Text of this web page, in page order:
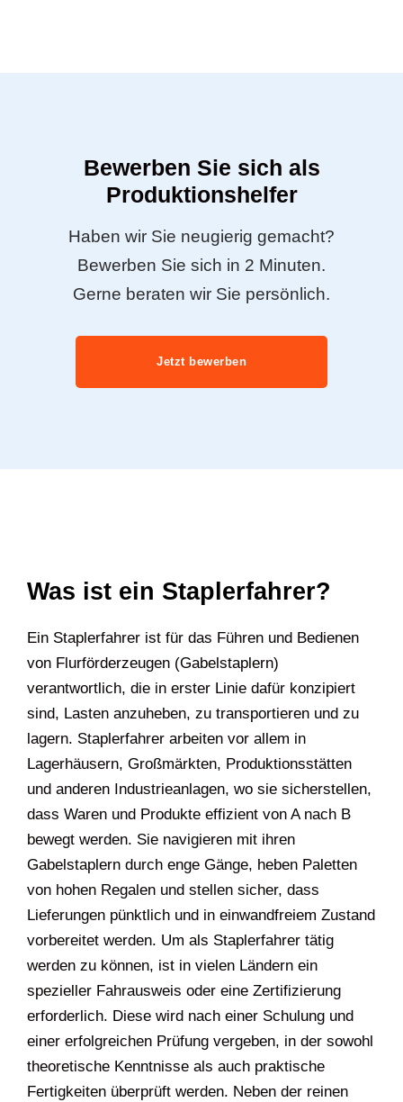
Bewerben Sie sich als
Produktionshelfer
Haben wir Sie neugierig gemacht?
Bewerben Sie sich in 2 Minuten.
Gerne beraten wir Sie persönlich.
Jetzt bewerben
Was ist ein Staplerfahrer?
Ein Staplerfahrer ist für das Führen und Bedienen
von Flurförderzeugen (Gabelstaplern)
verantwortlich, die in erster Linie dafür konzipiert
sind, Lasten anzuheben, zu transportieren und zu
lagern. Staplerfahrer arbeiten vor allem in
Lagerhäusern, Großmärkten, Produktionsstätten
und anderen Industrieanlagen, wo sie sicherstellen,
dass Waren und Produkte effizient von A nach B
bewegt werden. Sie navigieren mit ihren
Gabelstaplern durch enge Gänge, heben Paletten
von hohen Regalen und stellen sicher, dass
Lieferungen pünktlich und in einwandfreiem Zustand
vorbereitet werden. Um als Staplerfahrer tätig
werden zu können, ist in vielen Ländern ein
spezieller Fahrausweis oder eine Zertifizierung
erforderlich. Diese wird nach einer Schulung und
einer erfolgreichen Prüfung vergeben, in der sowohl
theoretische Kenntnisse als auch praktische
Fertigkeiten überprüft werden. Neben der reinen